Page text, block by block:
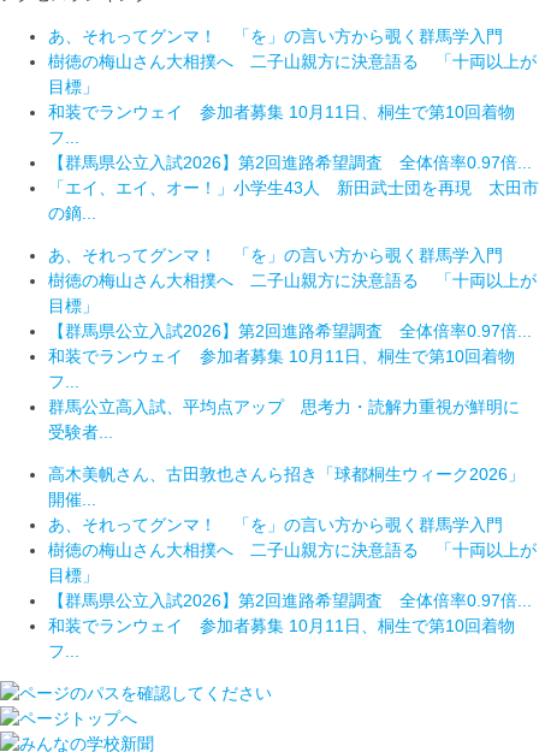
あ、それってグンマ！ 「を」の言い方から覗く群馬学入門
樹徳の梅山さん大相撲へ 二子山親方に決意語る 「十両以上が
目標」
和装でランウェイ 参加者募集 10月11日、桐生で第10回着物
フ...
【群馬県公立入試2026】第2回進路希望調査 全体倍率0.97倍...
「エイ、エイ、オー！」小学生43人 新田武士団を再現 太田市
の鏑...
あ、それってグンマ！ 「を」の言い方から覗く群馬学入門
樹徳の梅山さん大相撲へ 二子山親方に決意語る 「十両以上が
目標」
【群馬県公立入試2026】第2回進路希望調査 全体倍率0.97倍...
和装でランウェイ 参加者募集 10月11日、桐生で第10回着物
フ...
群馬公立高入試、平均点アップ 思考力・読解力重視が鮮明に
受験者...
高木美帆さん、古田敦也さんら招き「球都桐生ウィーク2026」
開催...
あ、それってグンマ！ 「を」の言い方から覗く群馬学入門
樹徳の梅山さん大相撲へ 二子山親方に決意語る 「十両以上が
目標」
【群馬県公立入試2026】第2回進路希望調査 全体倍率0.97倍...
和装でランウェイ 参加者募集 10月11日、桐生で第10回着物
フ...